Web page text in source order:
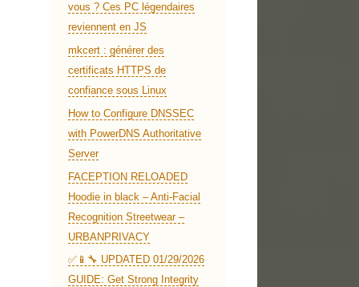
vous ? Ces PC légendaires
reviennent en JS
mkcert : générer des
certificats HTTPS de
confiance sous Linux
How to Configure DNSSEC
with PowerDNS Authoritative
Server
FACEPTION RELOADED
Hoodie in black – Anti-Facial
Recognition Streetwear –
URBANPRIVACY
✅📱🔧 UPDATED 01/29/2026
GUIDE: Get Strong Integrity